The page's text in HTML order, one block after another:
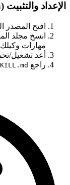
الإعداد والتثبيت (Setup & Installation)
افتح
انسخ مجلد
مهارات
أعد تشغيل/
راجع